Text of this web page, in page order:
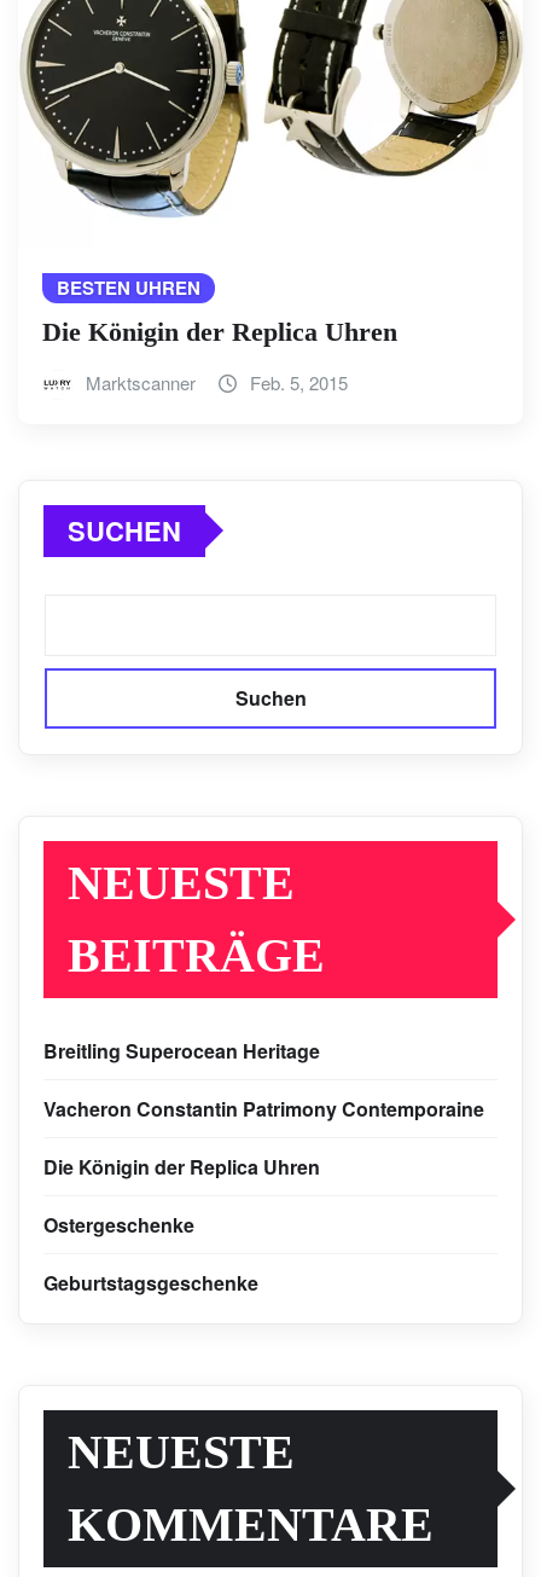
BESTEN UHREN
Die Königin der Replica Uhren
Marktscanner Feb. 5, 2015
SUCHEN
Suchen
NEUESTE
BEITRÄGE
Breitling Superocean Heritage
Vacheron Constantin Patrimony Contemporaine
Die Königin der Replica Uhren
Ostergeschenke
Geburtstagsgeschenke
NEUESTE
KOMMENTARE